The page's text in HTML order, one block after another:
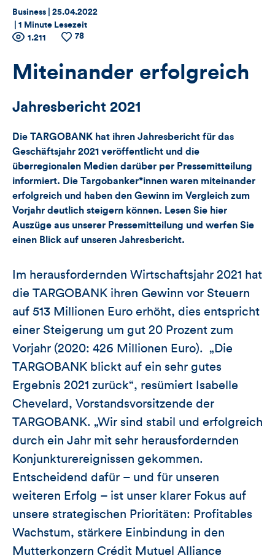
Thema:
Business | Datum:
25.04.2022
1 Minute Lesezeit
Zähler
für
und
Kommentare
dieses
Artikels
Anzahl
Views
1.211
Anzahl
Likes
78
Miteinander erfolgreich
Jahresbericht 2021
Die TARGOBANK hat ihren Jahresbericht für das
Geschäftsjahr 2021 veröffentlicht und die
überregionalen Medien darüber per Pressemitteilung
informiert. Die Targobanker*innen waren miteinander
erfolgreich und haben den Gewinn im Vergleich zum
Vorjahr deutlich steigern können. Lesen Sie hier
Auszüge aus unserer Pressemitteilung und werfen Sie
einen Blick auf unseren Jahresbericht.
Im herausfordernden Wirtschaftsjahr 2021 hat
die TARGOBANK ihren Gewinn vor Steuern
auf 513 Millionen Euro erhöht, dies entspricht
einer Steigerung um gut 20 Prozent zum
Vorjahr (2020: 426 Millionen Euro). „Die
TARGOBANK blickt auf ein sehr gutes
Ergebnis 2021 zurück“, resümiert Isabelle
Chevelard, Vorstandsvorsitzende der
TARGOBANK. „Wir sind stabil und erfolgreich
durch ein Jahr mit sehr herausfordernden
Konjunkturereignissen gekommen.
Entscheidend dafür – und für unseren
weiteren Erfolg – ist unser klarer Fokus auf
unsere strategischen Prioritäten: Profitables
Wachstum, stärkere Einbindung in den
Mutterkonzern Crédit Mutuel Alliance